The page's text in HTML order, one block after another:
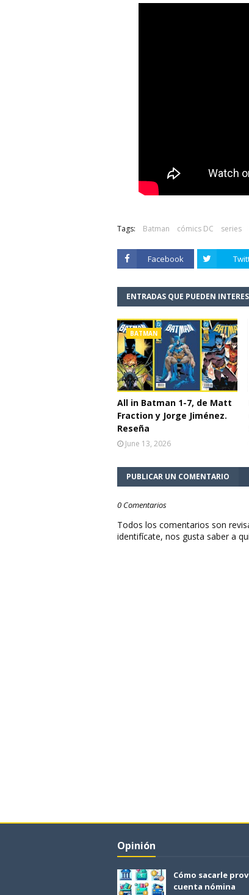
Tags: Batman cómics DC series
Facebook
ENTRADAS QUE PUEDEN
BATMAN
All in Batman 1-7, de Matt
Fraction y Jorge Jiménez.
Reseña
June 13, 2026
PUBLICAR UN COMENTARIO
0 Comentarios
Todos los comentarios son
identifícate, nos gusta saber a
Opinión
Cómo sacarle
cuenta nómina